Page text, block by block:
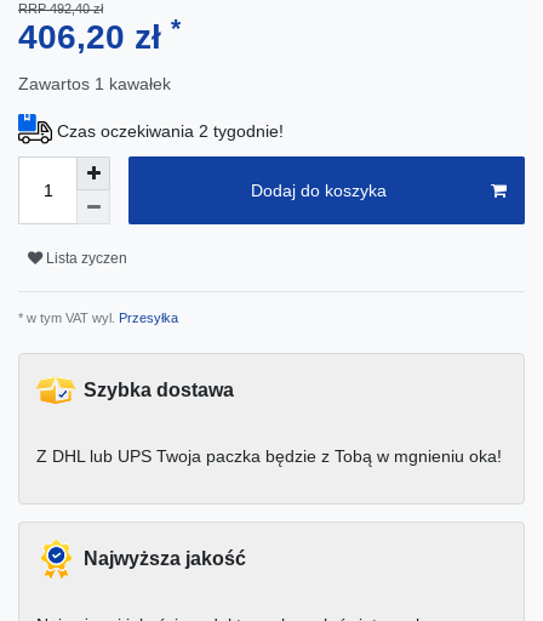
RRP 492,40 zł
406,20 zł *
Zawartos 1 kawałek
Czas oczekiwania 2 tygodnie!
Dodaj do koszyka
Lista zyczen
* w tym VAT wyl. Przesyłka
Szybka dostawa
Z DHL lub UPS Twoja paczka będzie z Tobą w mgnieniu oka!
Najwyższa jakość